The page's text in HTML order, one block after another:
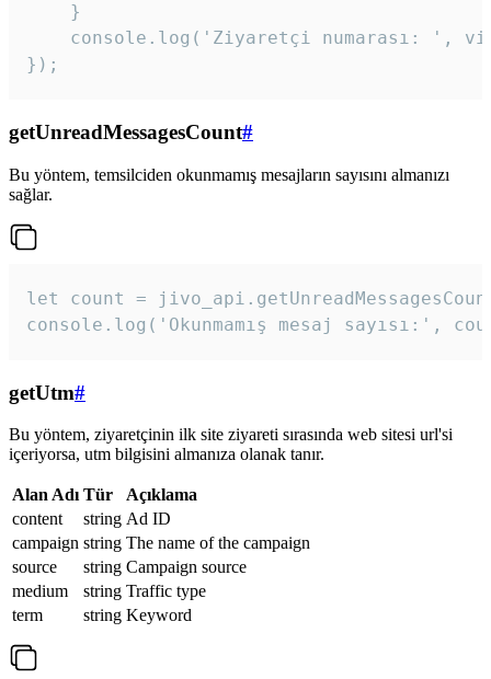
    }
console.log('Ziyaretçi numarası: ',
});
getUnreadMessagesCount#
Bu yöntem, temsilciden okunmamış mesajların sayısını almanızı
sağlar.
let count =
console.log('Okunmamış mesaj sayısı:',
getUtm#
Bu yöntem, ziyaretçinin ilk site ziyareti sırasında web sitesi url'si
içeriyorsa, utm bilgisini almanıza olanak tanır.
Alan Adı Tür
Açıklama
content
string Ad ID
campaign string The name of the campaign
source
string Campaign source
medium
string Traffic type
term
string Keyword